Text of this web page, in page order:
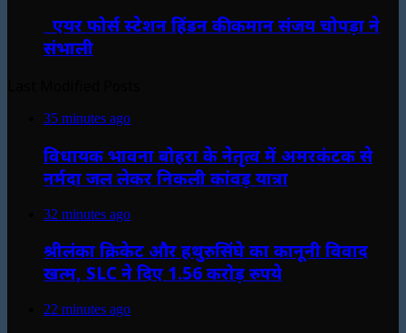
एयर फोर्स स्टेशन हिंडन की कमान संजय चोपड़ा ने
संभाली
35 minutes ago
विधायक भावना बोहरा के नेतृत्व में अमरकंटक से
नर्मदा जल लेकर निकली कांवड़ यात्रा
32 minutes ago
श्रीलंका क्रिकेट और हथुरुसिंघे का कानूनी विवाद
खत्म, SLC ने दिए 1.56 करोड़ रुपये
22 minutes ago